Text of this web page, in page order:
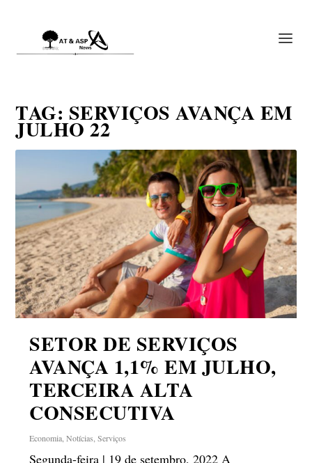
TAG: SERVIÇOS AVANÇA EM
JULHO 22
SETOR DE SERVIÇOS
AVANÇA 1,1% EM JULHO,
TERCEIRA ALTA
CONSECUTIVA
Economia ,Notícias ,Serviços
Segunda-feira | 19 de setembro, 2022 A